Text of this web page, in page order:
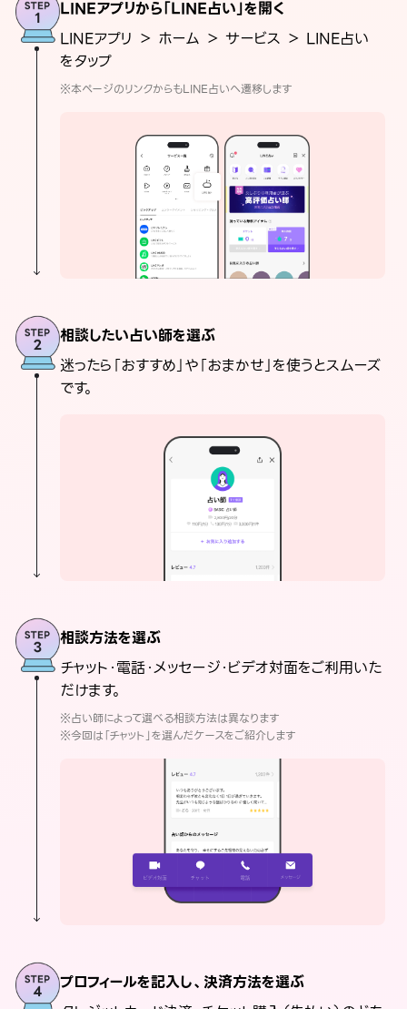
LINEアプリから「LINE占い」を開く
LINEアプリ ＞ ホーム ＞ サービス ＞ LINE占い
をタップ
※本ページのリンクからもLINE占いへ遷移します
相談したい占い師を選ぶ
迷ったら「おすすめ」や「おまかせ」を使うとスムーズ
です。
相談方法を選ぶ
チャット・電話・メッセージ・ビデオ対面をご利用いた
だけます。
※占い師によって選べる相談方法は異なります
※今回は「チャット」を選んだケースをご紹介します
プロフィールを記入し、決済方法を選ぶ